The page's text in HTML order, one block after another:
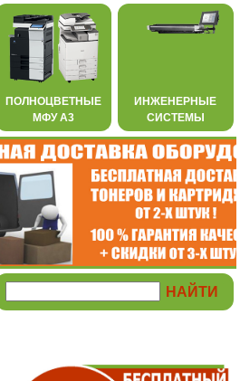
ПОЛНОЦВЕТНЫЕ
МФУ А3
ИНЖЕНЕРНЫЕ
СИСТЕМЫ